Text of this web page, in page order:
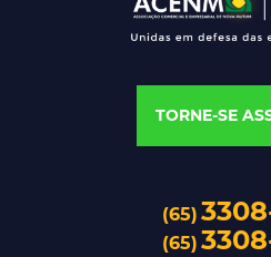
TORNE-SE
(65)
(65)